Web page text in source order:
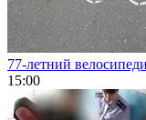
77-летний
15:00